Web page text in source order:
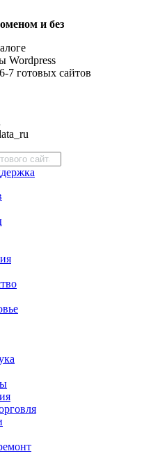
и без
Wordpress
7 готовых сайтов